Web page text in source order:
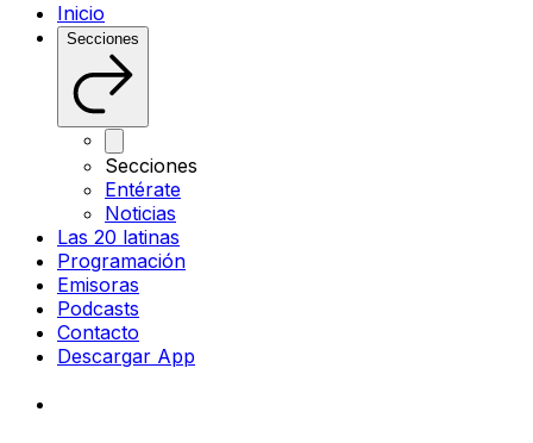
Inicio
Secciones
Secciones
Entérate
Noticias
Las 20 latinas
Programación
Emisoras
Podcasts
Contacto
Descargar App